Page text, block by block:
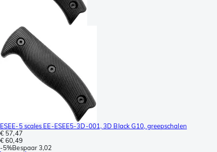
ESEE-5 scales EE-ESEE5-3D-001, 3D Black G10, greepschalen
€ 57,47
€ 60,49
-5%Bespaar3,02